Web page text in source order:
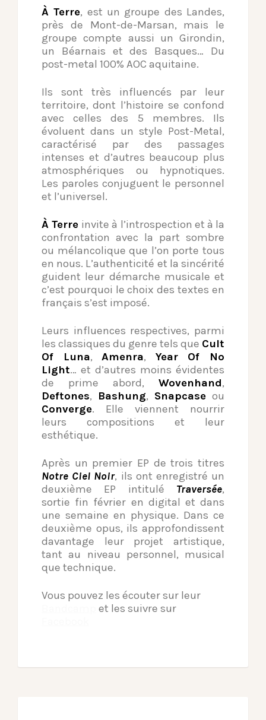
À Terre, est un groupe des Landes,
près de Mont-de-Marsan, mais le
groupe compte aussi un Girondin,
un Béarnais et des Basques… Du
post-metal 100% AOC aquitaine.
Ils sont très influencés par leur
territoire, dont l’histoire se confond
avec celles des 5 membres. Ils
évoluent dans un style Post-Metal,
caractérisé par des passages
intenses et d’autres beaucoup plus
atmosphériques ou hypnotiques.
Les paroles conjuguent le personnel
et l’universel.
À Terre invite à l’introspection et à la
confrontation avec la part sombre
ou mélancolique que l’on porte tous
en nous. L’authenticité et la sincérité
guident leur démarche musicale et
c’est pourquoi le choix des textes en
français s’est imposé.
Leurs influences respectives, parmi
les classiques du genre tels que Cult
Of Luna,Amenra, Year Of No
Light… et d’autres moins évidentes
de prime abord, Wovenhand,
Deftones, Bashung, Snapcase ou
Converge. Elle viennent nourrir
leurs compositions et leur
esthétique.
Après un premier EP de trois titres
Notre Ciel Noir, ils ont enregistré un
deuxième EP intitulé Traversée,
sortie fin février en digital et dans
une semaine en physique. Dans ce
deuxième opus, ils approfondissent
davantage leur projet artistique,
tant au niveau personnel, musical
que technique.
Vous pouvez les écouter sur leur
et les suivre sur